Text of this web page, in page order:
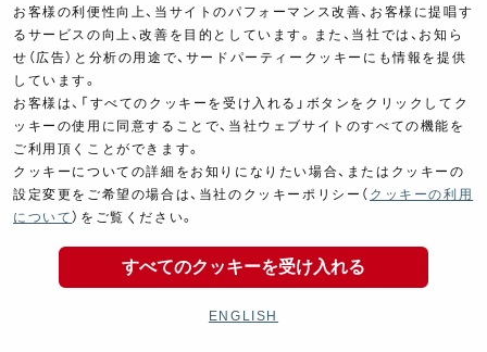
イベント情報
イベントスケジュール
ツーリングブレイクタイム
製品ポスター
Copyright ©YOSHIMURA JAPAN Co,Ltd. All Rights
お客様の利便性向上、当サイトのパフォーマンス改善、お客様に提唱す
るサービスの向上、改善を目的としています。また、当社では、お知ら
せ（広告）と分析の用途で、サードパーティークッキーにも情報を提供
しています。
お客様は、「すべてのクッキーを受け入れる」ボタンをクリックしてク
ッキーの使用に同意することで、当社ウェブサイトのすべての機能を
ご利用頂くことができます。
クッキーについての詳細をお知りになりたい場合、またはクッキーの
設定変更をご希望の場合は、当社のクッキーポリシー（ クッキーの利用
について ）をご覧ください。
すべてのクッキーを受け入れる
ENGLISH